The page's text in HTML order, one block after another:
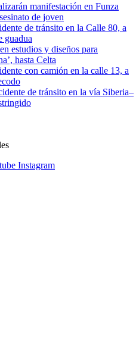
manifestación en Funza
de joven
de tránsito en la Calle 80, a
guadua
estudios y diseños para
hasta Celta
con camión en la calle 13, a
de tránsito en la vía Siberia–
Instagram